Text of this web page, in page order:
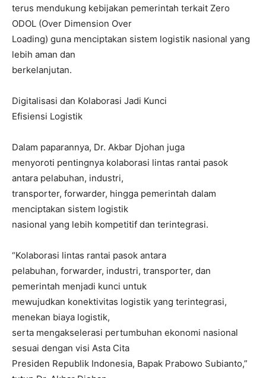
terus mendukung kebijakan pemerintah terkait Zero
ODOL (Over Dimension Over
Loading) guna menciptakan sistem logistik nasional yang
lebih aman dan
berkelanjutan.
Digitalisasi dan Kolaborasi Jadi Kunci
Efisiensi Logistik
Dalam paparannya, Dr. Akbar Djohan juga
menyoroti pentingnya kolaborasi lintas rantai pasok
antara pelabuhan, industri,
transporter, forwarder, hingga pemerintah dalam
menciptakan sistem logistik
nasional yang lebih kompetitif dan terintegrasi.
“Kolaborasi lintas rantai pasok antara
pelabuhan, forwarder, industri, transporter, dan
pemerintah menjadi kunci untuk
mewujudkan konektivitas logistik yang terintegrasi,
menekan biaya logistik,
serta mengakselerasi pertumbuhan ekonomi nasional
sesuai dengan visi Asta Cita
Presiden Republik Indonesia, Bapak Prabowo Subianto,”